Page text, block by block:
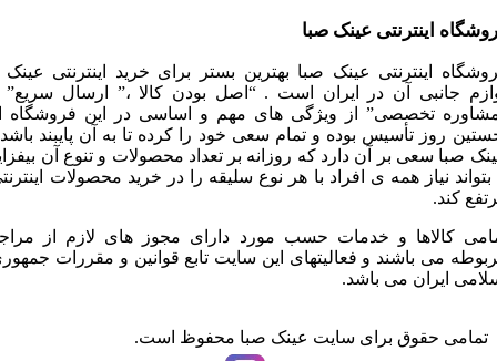
اینترنتی عینک صبا
اینترنتی عینک صبا بهترین بستر برای خرید اینترنتی عینک و
جانبی آن در ایران است . “اصل بودن کالا ،” ارسال سریع” و
تخصصی” از ویژگی های مهم و اساسی در این فروشگاه از
روز تأسیس بوده و تمام سعی خود را کرده تا به آن پایبند باشد .
صبا سعی بر آن دارد که روزانه بر تعداد محصولات و تنوع آن بیفزاید
نیاز همه ی افراد با هر نوع سلیقه را در خرید محصولات اینترنتی
کند.
کالاها و خدمات حسب مورد دارای مجوز های لازم از مراجع
می باشند و فعالیتهای این سایت تابع قوانین و مقررات جمهوری
ایران می باشد.
تمامی حقوق برای سایت عینک صبا محفوظ است.